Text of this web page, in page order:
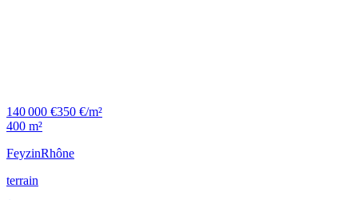
140 000 €350 €/m²
400 m²
FeyzinRhône
terrain